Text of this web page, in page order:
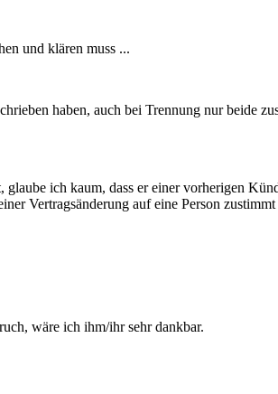
und klären muss ...
haben, auch bei Trennung nur beide
ich kaum, dass er einer vorherigen
Vertragsänderung auf eine Person
wäre ich ihm/ihr sehr dankbar.